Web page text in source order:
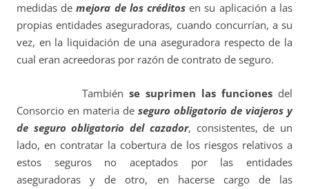
medidas demejora de los créditos en su aplicación a las
propias entidades aseguradoras, cuando concurrían, a su
vez, en la liquidación de una aseguradora respecto de la
cual eran acreedoras por razón de contrato de seguro.
Tambiénse suprimen las funciones del
Consorcio en materia de seguro obligatorio de viajeros y
de seguro obligatorio del cazador, consistentes, de un
lado, en contratar la cobertura de los riesgos relativos a
estos seguros no aceptados por las entidades
aseguradoras y de otro, en hacerse cargo de las